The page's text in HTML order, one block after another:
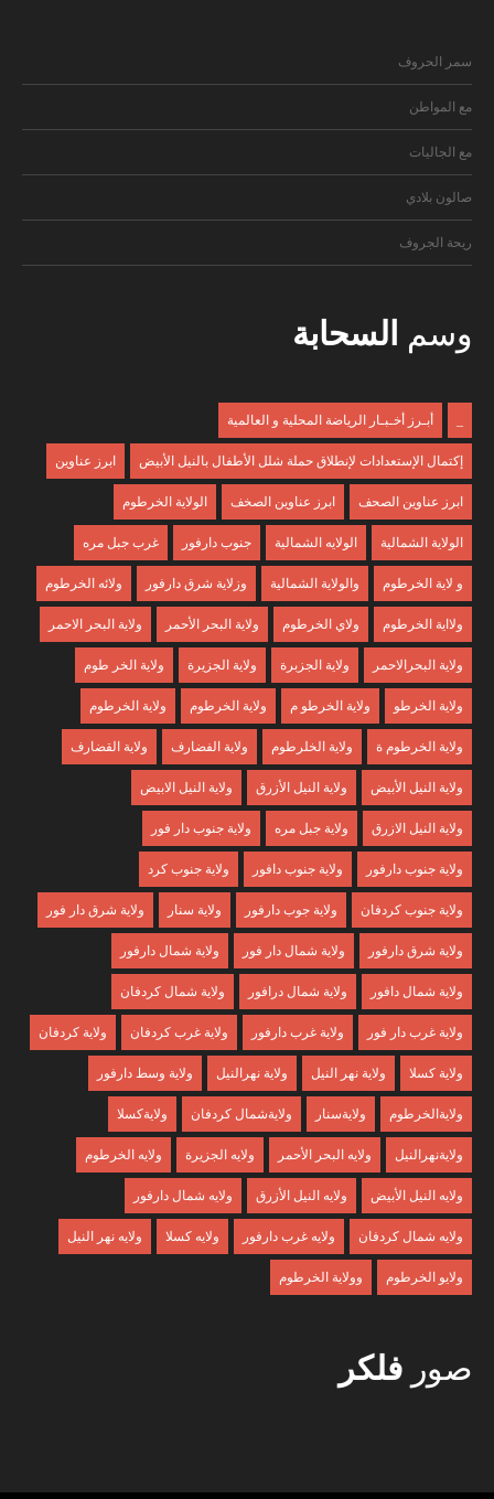
سمر الحروف
مع المواطن
مع الجاليات
صالون بلادي
ريحة الجروف
وسم السحابة
أبـرز أخـبـار الرياضة المحلية و العالمية
إكتمال الإستعدادات لإنطلاق حملة شلل الأطفال بالنيل الأبيض ابرز عناوين
ابرز عناوين الصحف ابرز عناوين الصخف الولاية الخرطوم
الولاية الشمالية الولايه الشمالية جنوب دارفور غرب جبل مره
و لاية الخرطوم والولاية الشمالية وزلاية شرق دارفور ولائه الخرطوم
ولااية الخرطوم ولاي الخرطوم ولاية البحر الأحمر ولاية البحر الاحمر
ولاية البحرالاحمر ولاية الجزبرة ولاية الجزيرة ولاية الخر طوم
ولاية الخرطو ولاية الخرطو م ولاية الخرطوم ولاية الخرطوم
ولاية الخرطوم ة ولاية الخلرطوم ولاية الفضارف ولاية القضارف
ولاية النيل الأبيض ولاية النيل الأزرق ولاية النيل الابيض
ولاية النيل الازرق ولاية جبل مره ولاية جنوب دار فور
ولاية جنوب دارفور ولاية جنوب دافور ولاية جنوب كرد
ولاية جنوب كردفان ولاية جوب دارفور ولاية سنار ولاية شرق دار فور
ولاية شرق دارفور ولاية شمال دار فور ولاية شمال دارفور
ولاية شمال دافور ولاية شمال درافور ولاية شمال كردفان
ولاية غرب دار فور ولاية غرب دارفور ولاية غرب كردفان ولاية كردفان
ولاية كسلا ولاية نهر النيل ولاية نهرالنيل ولاية وسط دارفور
ولايةالخرطوم ولايةسنار ولايةشمال كردفان ولايةكسلا
ولايةنهرالنيل ولايه البحر الأحمر ولايه الجزيرة ولايه الخرطوم
ولايه النيل الأبيض ولايه النيل الأزرق ولايه شمال دارفور
ولايه شمال كردفان ولايه غرب دارفور ولايه كسلا ولايه نهر النيل
ولايو الخرطوم وولاية الخرطوم
صور فلكر